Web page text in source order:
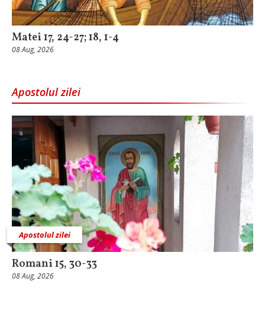
Matei 17, 24-27; 18, 1-4
08 Aug, 2026
Apostolul zilei
Apostolul zilei
Romani 15, 30-33
08 Aug, 2026